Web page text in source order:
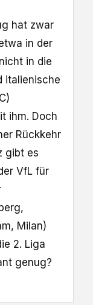
hat zwar
in der
in die
italienische
ihm. Doch
Rückkehr
gibt es
VfL für
Milan)
2. Liga
genug?